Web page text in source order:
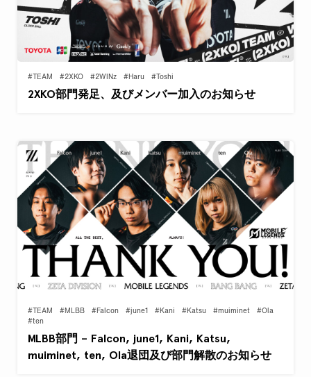
#TEAM #2XKO #2WINz #Haru #Toshi
2XKO部門発足、及びメンバー加入のお知らせ
#TEAM #MLBB #Falcon #june1 #Kani #Katsu #muiminet
#Ola
#ten
MLBB部門 – Falcon, june1, Kani, Katsu,
muiminet, ten, Ola退団及び部門解散のお知らせ